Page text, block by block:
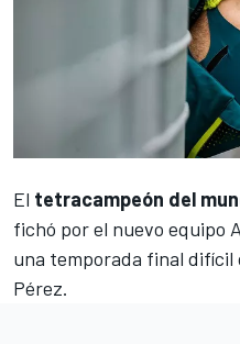
El tetracampeón del
fichó por el nuevo equipo
una temporada final difícil
Pérez.